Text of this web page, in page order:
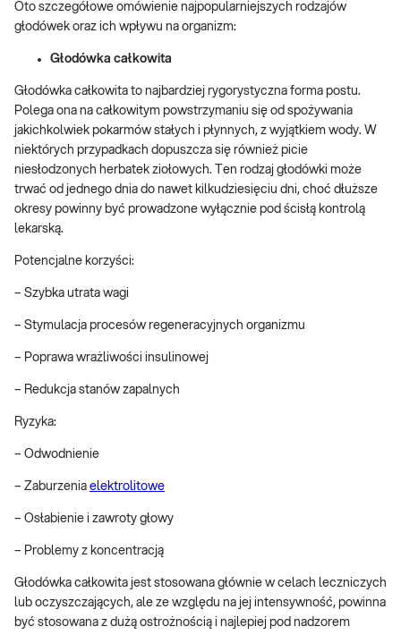
Oto szczegółowe omówienie najpopularniejszych rodzajów
głodówek oraz ich wpływu na organizm:
Głodówka całkowita
Głodówka całkowita to najbardziej rygorystyczna forma postu.
Polega ona na całkowitym powstrzymaniu się od spożywania
jakichkolwiek pokarmów stałych i płynnych, z wyjątkiem wody. W
niektórych przypadkach dopuszcza się również picie
niesłodzonych herbatek ziołowych. Ten rodzaj głodówki może
trwać od jednego dnia do nawet kilkudziesięciu dni, choć dłuższe
okresy powinny być prowadzone wyłącznie pod ścisłą kontrolą
lekarską.
Potencjalne korzyści:
– Szybka utrata wagi
– Stymulacja procesów regeneracyjnych organizmu
– Poprawa wrażliwości insulinowej
– Redukcja stanów zapalnych
Ryzyka:
– Odwodnienie
– Zaburzenia elektrolitowe
– Osłabienie i zawroty głowy
– Problemy z koncentracją
Głodówka całkowita jest stosowana głównie w celach leczniczych
lub oczyszczających, ale ze względu na jej intensywność, powinna
być stosowana z dużą ostrożnością i najlepiej pod nadzorem